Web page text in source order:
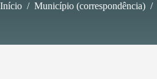
Início / Município (correspondência) /